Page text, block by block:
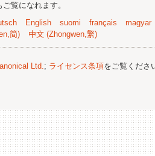
覧になれます。
English suomi français magyar
简) 中文 (Zhongwen,繁)
Ltd.; ライセンス条項をご覧くださ